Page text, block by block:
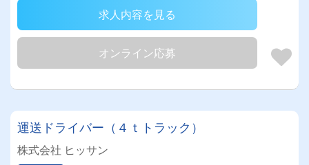
求人内容を見る
オンライン応募
運送ドライバー（４ｔトラック）
株式会社 ヒッサン